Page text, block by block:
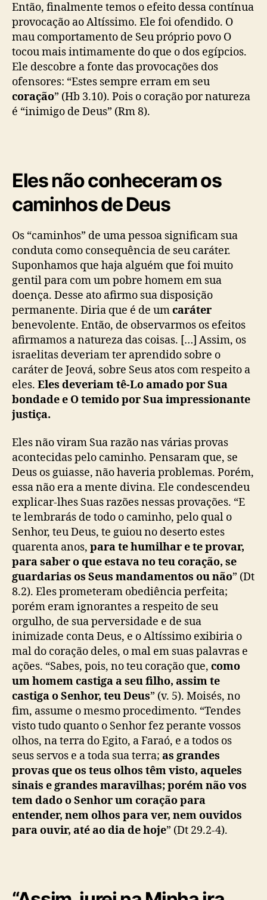
Então, finalmente temos o efeito dessa contínua
provocação ao Altíssimo. Ele foi ofendido. O
mau comportamento de Seu próprio povo O
tocou mais intimamente do que o dos egípcios.
Ele descobre a fonte das provocações dos
ofensores: “Estes sempre erram em seu
coração” (Hb 3.10). Pois o coração por natureza
é “inimigo de Deus” (Rm 8).
Eles não conheceram os
caminhos de Deus
Os “caminhos” de uma pessoa significam sua
conduta como consequência de seu caráter.
Suponhamos que haja alguém que foi muito
gentil para com um pobre homem em sua
doença. Desse ato afirmo sua disposição
permanente. Diria que é de umcaráter
benevolente. Então, de observarmos os efeitos
afirmamos a natureza das coisas. […] Assim, os
israelitas deveriam ter aprendido sobre o
caráter de Jeová, sobre Seus atos com respeito a
eles. Eles deveriam tê-Lo amado por Sua
bondade e O temido por Sua impressionante
justiça.
Eles não viram Sua razão nas várias provas
acontecidas pelo caminho. Pensaram que, se
Deus os guiasse, não haveria problemas. Porém,
essa não era a mente divina. Ele condescendeu
explicar-lhes Suas razões nessas provações. “E
te lembrarás de todo o caminho, pelo qual o
Senhor, teu Deus, te guiou no deserto estes
quarenta anos, para te humilhar e te provar,
para saber o que estava no teu coração, se
guardarias os Seus mandamentos ou não” (Dt
8.2). Eles prometeram obediência perfeita;
porém eram ignorantes a respeito de seu
orgulho, de sua perversidade e de sua
inimizade conta Deus, e o Altíssimo exibiria o
mal do coração deles, o mal em suas palavras e
ações. “Sabes, pois, no teu coração que, como
um homem castiga a seu filho, assim te
castiga o Senhor, teu Deus” (v. 5). Moisés, no
fim, assume o mesmo procedimento. “Tendes
visto tudo quanto o Senhor fez perante vossos
olhos, na terra do Egito, a Faraó, e a todos os
seus servos e a toda sua terra; as grandes
provas que os teus olhos têm visto, aqueles
sinais e grandes maravilhas; porém não vos
tem dado o Senhor um coração para
entender, nem olhos para ver, nem ouvidos
para ouvir, até ao dia de hoje” (Dt 29.2-4).